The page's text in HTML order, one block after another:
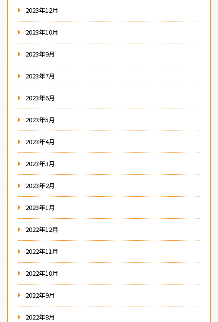
2023年12月
2023年10月
2023年9月
2023年7月
2023年6月
2023年5月
2023年4月
2023年3月
2023年2月
2023年1月
2022年12月
2022年11月
2022年10月
2022年9月
2022年8月